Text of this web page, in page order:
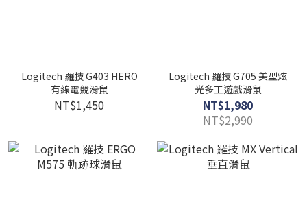
Logitech 羅技 G403 HERO
有線電競滑鼠
NT$1,450
Logitech 羅技 G705 美型炫
光多工遊戲滑鼠
NT$1,980
NT$2,990